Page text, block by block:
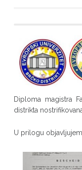
Diploma magistra
distrikta
U prilogu